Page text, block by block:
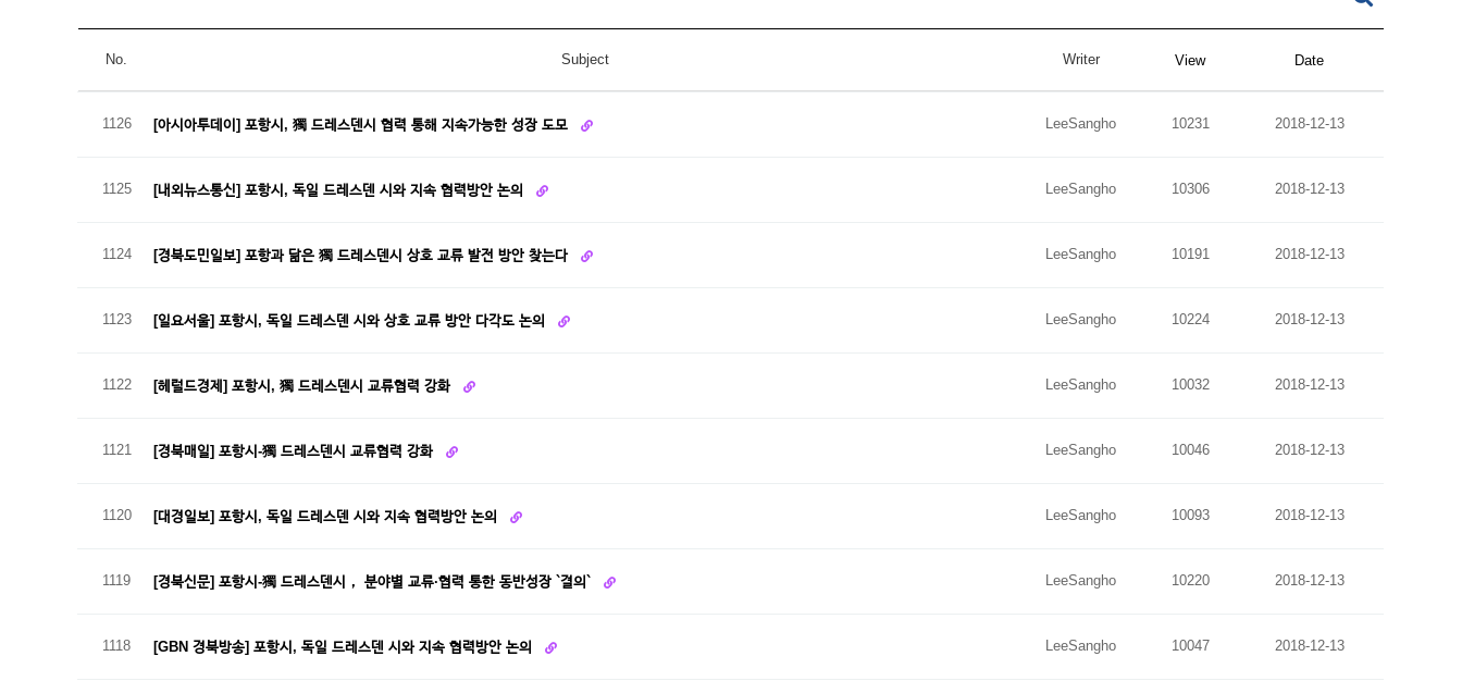
No. Subject Writer View Date
1126 [아시아투데이] 포항시, 獨 드레스덴시 협력 통해 지속가능한 성장 도모 LeeSangho 10231 2018-12-13
1125 [내외뉴스통신] 포항시, 독일 드레스덴 시와 지속 협력방안 논의 LeeSangho 10306 2018-12-13
1124 [경북도민일보] 포항과 닮은 獨 드레스덴시 상호 교류 발전 방안 찾는다 LeeSangho 10191 2018-12-13
1123 [일요서울] 포항시, 독일 드레스덴 시와 상호 교류 방안 다각도 논의 LeeSangho 10224 2018-12-13
1122 [헤럴드경제] 포항시, 獨 드레스덴시 교류협력 강화 LeeSangho 10032 2018-12-13
1121 [경북매일] 포항시-獨 드레스덴시 교류협력 강화 LeeSangho 10046 2018-12-13
1120 [대경일보] 포항시, 독일 드레스덴 시와 지속 협력방안 논의 LeeSangho 10093 2018-12-13
1119 [경북신문] 포항시-獨 드레스덴시， 분야별 교류·협력 통한 동반성장 `결의` LeeSangho 10220 2018-12-13
1118 [GBN 경북방송] 포항시, 독일 드레스덴 시와 지속 협력방안 논의 LeeSangho 10047 2018-12-13